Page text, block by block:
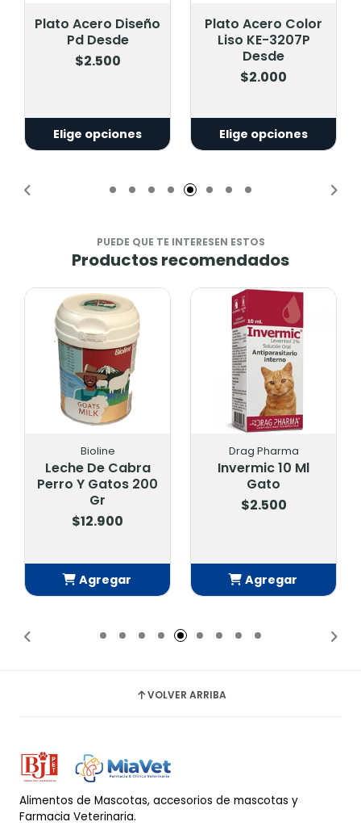
Plato Acero Diseño
Pd Desde
$2.500
Elige opciones
Plato Acero Color
Liso KE-3207P
Desde
$2.000
Elige opciones
PUEDE QUE TE INTERESEN ESTOS
Productos recomendados
Bioline
Leche De Cabra
Perro Y Gatos 200
Gr
$12.900
Agregar
Drag Pharma
Invermic 10 Ml
Gato
$2.500
Agregar
VOLVER ARRIBA
Alimentos de Mascotas, accesorios de mascotas y
Farmacia Veterinaria.